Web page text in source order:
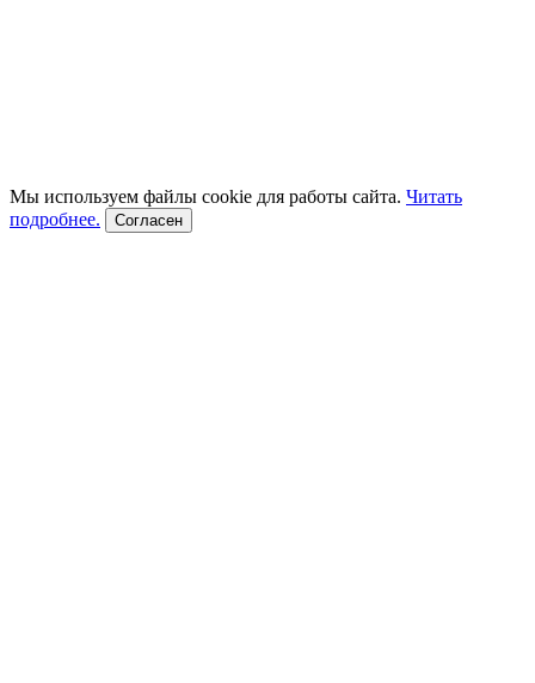
Мы используем файлы cookie для работы сайта. Читать
подробнее.
Согласен